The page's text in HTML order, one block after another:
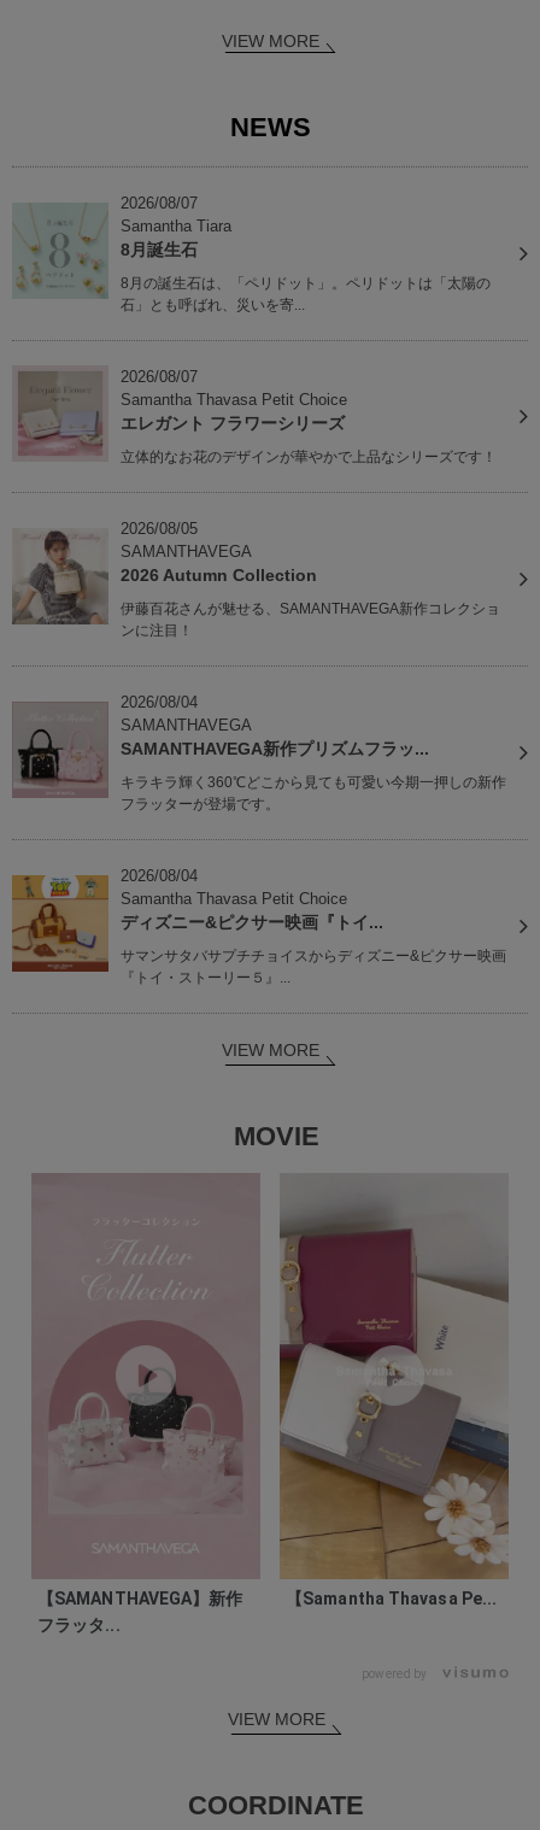
VIEW MORE
NEWS
2026/08/07
Samantha Tiara
8月誕生石
8月の誕生石は、「ペリドット」。ペリドットは「太陽の
石」とも呼ばれ、災いを寄...
2026/08/07
Samantha Thavasa Petit Choice
エレガント フラワーシリーズ
立体的なお花のデザインが華やかで上品なシリーズです！
2026/08/05
SAMANTHAVEGA
2026 Autumn Collection
伊藤百花さんが魅せる、SAMANTHAVEGA新作コレクショ
ンに注目！
2026/08/04
SAMANTHAVEGA
SAMANTHAVEGA新作プリズムフラッ...
キラキラ輝く360℃どこから見ても可愛い今期一押しの新作
フラッターが登場です。
2026/08/04
Samantha Thavasa Petit Choice
ディズニー&ピクサー映画『トイ...
サマンサタバサプチチョイスからディズニー&ピクサー映画
『トイ・ストーリー５』...
VIEW MORE
MOVIE
【SAMANTHAVEGA】新作
フラッタ...
【Samantha Thavasa Pe...
powered by
VIEW MORE
COORDINATE